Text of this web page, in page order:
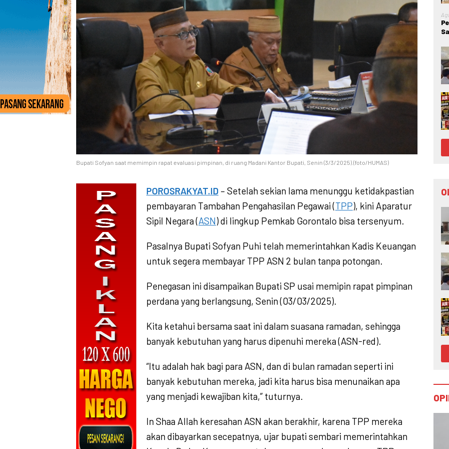
Bupati Sofyan saat memimpin rapat evaluasi pimpinan, di ruang Madani Kantor Bupati, Senin (3/3/2025).(foto/HUMAS)
POROSRAKYAT.ID – Setelah sekian lama menunggu ketidakpastian
pembayaran Tambahan Pengahasilan Pegawai (TPP), kini Aparatur
Sipil Negara (ASN) di lingkup Pemkab Gorontalo bisa tersenyum.
Pasalnya Bupati Sofyan Puhi telah memerintahkan Kadis Keuangan
untuk segera membayar TPP ASN 2 bulan tanpa potongan.
Penegasan ini disampaikan Bupati SP usai memipin rapat pimpinan
perdana yang berlangsung, Senin (03/03/2025).
Kita ketahui bersama saat ini dalam suasana ramadan, sehingga
banyak kebutuhan yang harus dipenuhi mereka (ASN-red).
“Itu adalah hak bagi para ASN, dan di bulan ramadan seperti ini
banyak kebutuhan mereka, jadi kita harus bisa menunaikan apa
yang menjadi kewajiban kita,” tuturnya.
In Shaa Allah keresahan ASN akan berakhir, karena TPP mereka
akan dibayarkan secepatnya, ujar bupati sembari memerintahkan